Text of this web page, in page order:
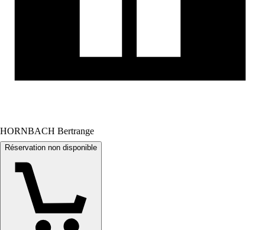
HORNBACH Bertrange
Réservation non disponible